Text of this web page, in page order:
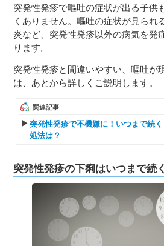
突発性発疹で嘔吐の症状が出る子供
くありません。嘔吐の症状が見られ
炎など、突発性発疹以外の病気を発
ります。
突発性発疹と間違いやすい、嘔吐が
は、あとから詳しくご説明します。
関連記事
突発性発疹で不機嫌に！いつまで続
処法は？
突発性発疹の下痢はいつまで続